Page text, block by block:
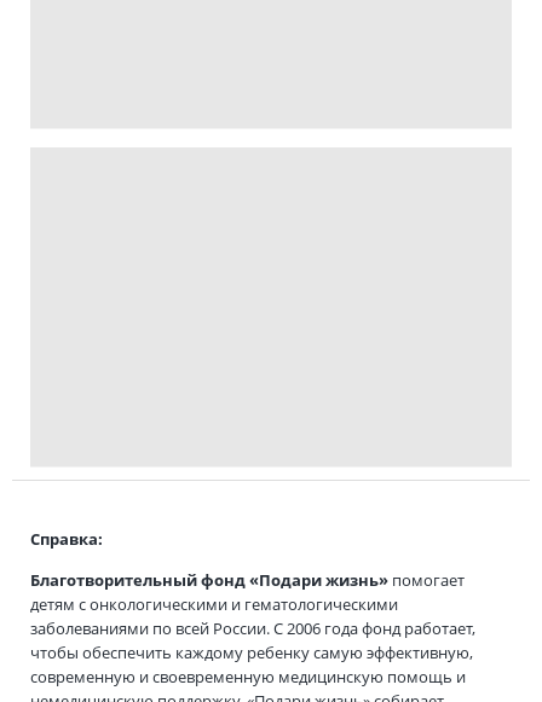
Справка:
Благотворительный фонд «Подари жизнь» помогает
детям с онкологическими и гематологическими
заболеваниями по всей России. С 2006 года фонд работает,
чтобы обеспечить каждому ребенку самую эффективную,
современную и своевременную медицинскую помощь и